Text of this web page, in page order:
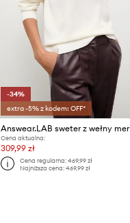
-34%
extra -5% z kodem: OFF*
Cena aktualna:
309,99 zł
Cena regularna: 469,99 zł
Najniższa cena: 469,99 zł